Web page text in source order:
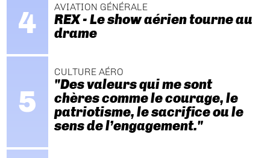
AVIATION GÉNÉRALE
REX - Le show aérien tourne au
drame
CULTURE AÉRO
"Des valeurs qui me sont
chères comme le courage, le
patriotisme, le sacrifice ou le
sens de l’engagement."